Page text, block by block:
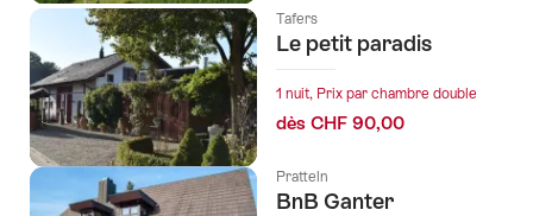
Tafers
Le petit paradis
1 nuit, Prix par chambre double
dès CHF 90,00
Pratteln
BnB Ganter